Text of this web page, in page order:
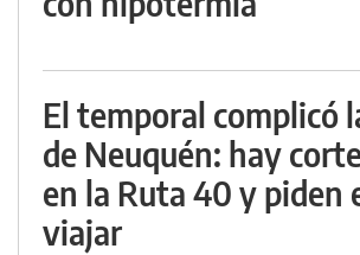
El temporal complicó
de Neuquén: hay
en la Ruta 40 y piden
viajar